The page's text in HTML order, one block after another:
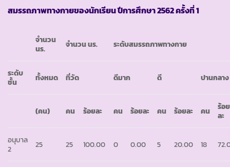
สมรรถภาพทางกายของนักเรียน ปีการศึกษา 2562 ครั้งที่ 1
จำนวน
นร.
จำนวน นร. ระดับสมรรถภาพทางกาย
ระดับ
ชั้น
ทั้งหมด ที่วัด ดีมาก ดี ปานกลาง
(คน) คน ร้อยละ คน ร้อยละ คน ร้อยละ คน
ร้อย
ละ
อนุบาล
2
25 25 100.00 0 0.00 5 20.00 18